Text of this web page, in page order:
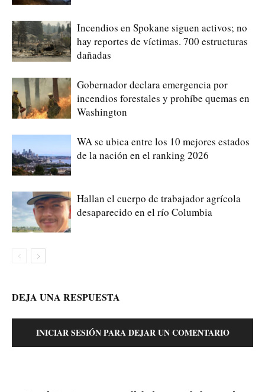
Incendios en Spokane siguen activos; no
hay reportes de víctimas. 700 estructuras
dañadas
Gobernador declara emergencia por
incendios forestales y prohíbe quemas en
Washington
WA se ubica entre los 10 mejores estados
de la nación en el ranking 2026
Hallan el cuerpo de trabajador agrícola
desaparecido en el río Columbia
DEJA UNA RESPUESTA
INICIAR SESIÓN PARA DEJAR UN COMENTARIO